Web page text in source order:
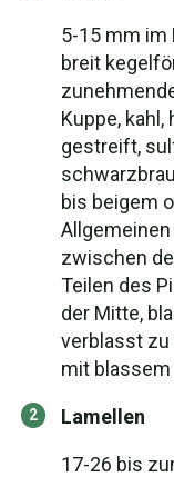
5-15 mm im
breit
Kuppe,
gestreift,
bis beigem
zwischen
Teilen des
der Mitte,
verblasst zu
mit blassem
Lamellen
17-26 bis